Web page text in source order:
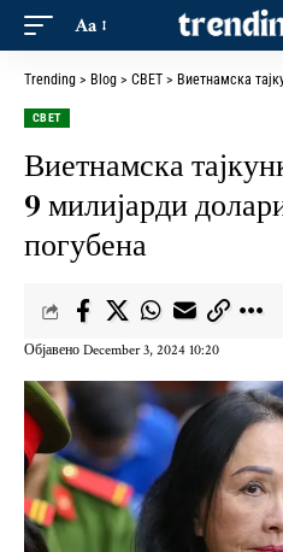
Aa
Trending > Blog > СВЕТ > Виетнамска тајкунка
СВЕТ
Виетнамска
9 милијарди
погубена
Објавено December 3, 2024 10:20